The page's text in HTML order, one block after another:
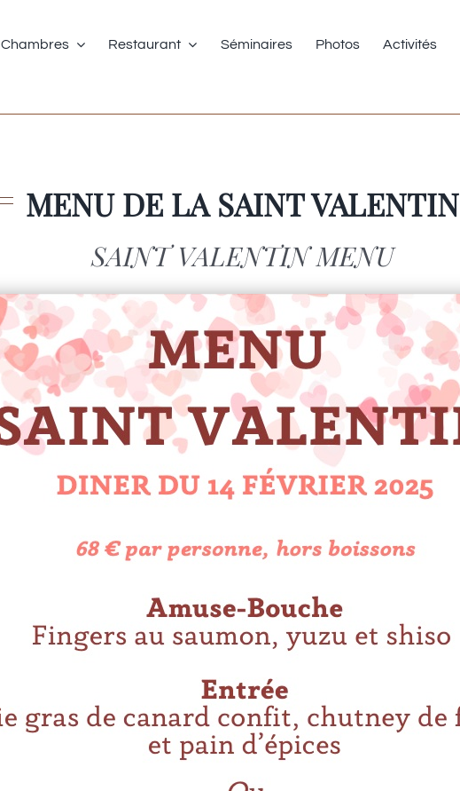
Chambres Restaurant Séminaires Photos Activités
MENU DE LA SAINT VALENTIN
SAINT VALENTIN MENU